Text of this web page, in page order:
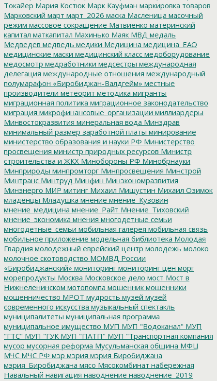
Токайер Мария Костюк Марк Кауфман маркировка товаров
Марковский март март_2026 маска Масленица масочный
режим массовое сокращение Матвиенко материнский
капитал маткапитал Махинько Маяк МВД медаль
Медведев медведь медики Медицина медицина_ЕАО
медицинские маски медицинский класс медоборудование
медосмотр медработники медсестры международная
делегация международные отношения международный
полумарафон «Биробиджан-Валдгейм» местные
производители метеорит методика мигранты
миграционная политика миграционное законодательство
миграция микрофинансовые_организации миллиардеры
Минвостокразвития минеральная вода Минздрав
минимальный размер заработной платы минирование
министерство образования и науки РФ Министерство
просвещения министр природных ресурсов Министр
строительства и ЖКХ Минобороны РФ Минобрнауки
Минприроды минпромторг Минпросвещения Минстрой
Минтранс Минтруд Минфин Минэкономразвития
Минэнерго МИР митинг Михаил Мишустин Михаил Озимок
младенцы Младушка мнение мнение_Кузовин
мнение_медицина мнение_Райт Мнение_Тиховский
мнение_экономика мнения многодетные семьи
многодетные_семьи мобильная галерея мобильная связь
мобильное приложение модельная библиотека Молодая
Гвардия молодежный еврейский центр молодежь молоко
молочное скотоводство МОМВД России
«Биробиджанский» мониторинг мониторинг цен морг
морепродукты Москва Московское дело мост Мост в
Нижнеленинском мотопомпа мошенник мошенники
мошенничество МРОТ мудрость музей музей
современного искусства музыкальный спектакль
муниципалитеты муниципальная программа
муниципальное имущество МУП МУП "Водоканал" МУП
"ГТС" МУП "ГУК МУП "ПАТП" МУП "Транспортная компания
мусор мусорная реформа Мусульманская община МФЦ
МЧС МЧС РФ мэр мэрия мэрия Биробиджана
мэрия_Биробиджана мясо Мясокомбинат набережная
Навальный навигация наводнение наводнение_2019